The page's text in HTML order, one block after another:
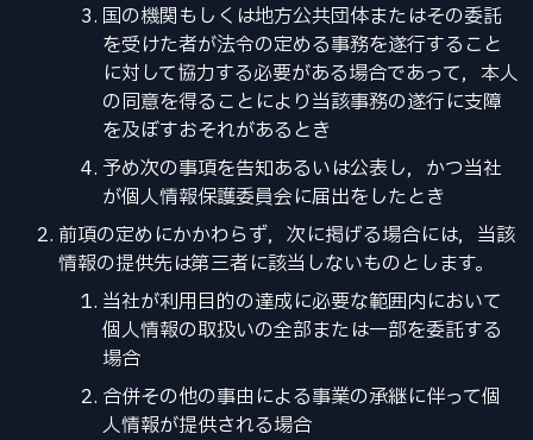
国の機関もしくは地方公共団体またはその委託
を受けた者が法令の定める事務を遂行すること
に対して協力する必要がある場合であって，本人
の同意を得ることにより当該事務の遂行に支障
を及ぼすおそれがあるとき
予め次の事項を告知あるいは公表し，かつ当社
が個人情報保護委員会に届出をしたとき
前項の定めにかかわらず，次に掲げる場合には，当該
情報の提供先は第三者に該当しないものとします。
当社が利用目的の達成に必要な範囲内において
個人情報の取扱いの全部または一部を委託する
場合
合併その他の事由による事業の承継に伴って個
人情報が提供される場合